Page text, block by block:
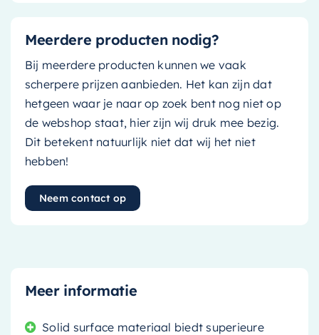
Meerdere producten nodig?
Bij meerdere producten kunnen we vaak
scherpere prijzen aanbieden. Het kan zijn dat
hetgeen waar je naar op zoek bent nog niet op
de webshop staat, hier zijn wij druk mee bezig.
Dit betekent natuurlijk niet dat wij het niet
hebben!
Neem contact op
Meer informatie
Solid surface materiaal biedt superieure